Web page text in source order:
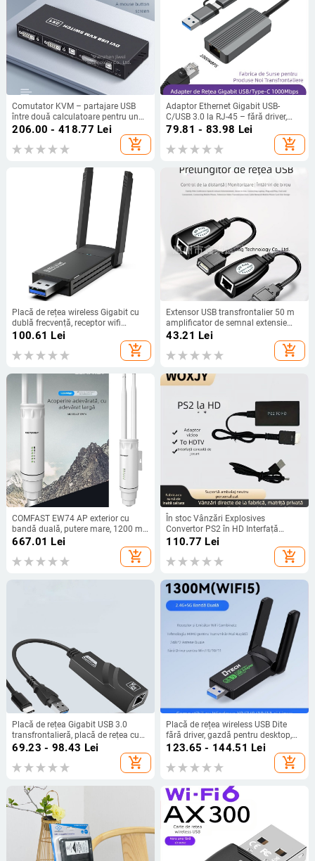
Comutator KVM – partajare USB
între două calculatoare pentru un
singur set de tastatură, mouse și
imprimantă; suportă rezoluție până
la 4K60Hz și Windows 7
206.00 - 418.77 Lei
add_shopping_cart
Adaptor Ethernet Gigabit USB-
C/USB 3.0 la RJ-45 – fără driver,
10/100/1000 Mbps
79.81 - 83.98 Lei
add_shopping_cart
Placă de rețea wireless Gigabit cu
dublă frecvență, receptor wifi
wireless USB pentru computer de
1300 m, placă de rețea wireless 5G
100.61 Lei
add_shopping_cart
Extensor USB transfrontalier 50 m
amplificator de semnal extensie
USB extender de rețea USB 2.0 la
43.21 Lei
add_shopping_cart
COMFAST EW74 AP exterior cu
bandă duală, putere mare, 1200 m,
acoperire omnidirecțională wireless
WIFI, stație de bază AP, vânzare
fierbinte
667.01 Lei
add_shopping_cart
În stoc Vânzări Explosives
Convertor PS2 în HD Interfață
adaptor video PS2 în HDTV
110.77 Lei
add_shopping_cart
Placă de rețea Gigabit USB 3.0
transfrontalieră, placă de rețea cu
fir USB 3.0 la RJ45, 100 Gigabit, tip
C, placă de rețea externă cu fir
69.23 - 98.43 Lei
add_shopping_cart
Placă de rețea wireless USB Dite
fără driver, gazdă pentru desktop,
laptop, receptor Wi-Fi portabil, rețea
123.65 - 144.51 Lei
add_shopping_cart